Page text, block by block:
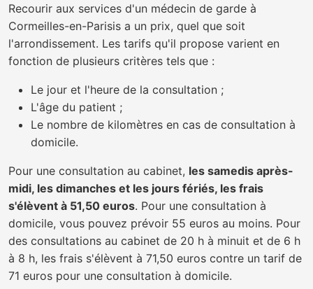
Recourir aux services d'un médecin de garde à
Cormeilles-en-Parisis a un prix, quel que soit
l'arrondissement. Les tarifs qu'il propose varient en
fonction de plusieurs critères tels que :
Le jour et l'heure de la consultation ;
L'âge du patient ;
Le nombre de kilomètres en cas de consultation à
domicile.
Pour une consultation au cabinet, les samedis après-
midi, les dimanches et les jours fériés, les frais
s'élèvent à 51,50 euros. Pour une consultation à
domicile, vous pouvez prévoir 55 euros au moins. Pour
des consultations au cabinet de 20 h à minuit et de 6 h
à 8 h, les frais s'élèvent à 71,50 euros contre un tarif de
71 euros pour une consultation à domicile.